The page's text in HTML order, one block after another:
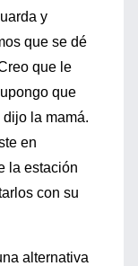
y
que se dé
que le
que
la mamá.
en
la estación
con su
alternativa